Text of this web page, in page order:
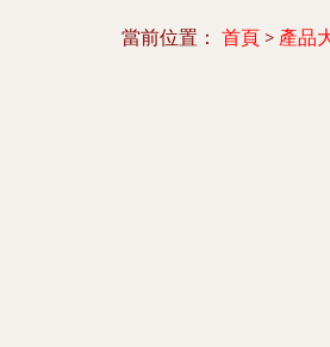
當前位置： 首頁 > 產品